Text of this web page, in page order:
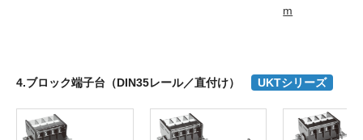
m
4.ブロック端子台（DIN35レール／直付け） UKTシリーズ